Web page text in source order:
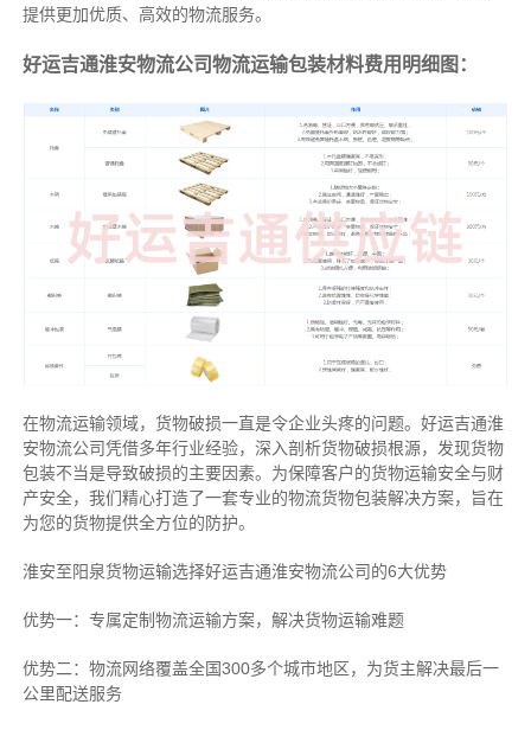
提供更加优质、高效的物流服务。
好运吉通淮安物流公司物流运输包装材料费用明细图：
在物流运输领域，货物破损一直是令企业头疼的问题。好运吉通淮
安物流公司凭借多年行业经验，深入剖析货物破损根源，发现货物
包装不当是导致破损的主要因素。为保障客户的货物运输安全与财
产安全，我们精心打造了一套专业的物流货物包装解决方案，旨在
为您的货物提供全方位的防护。
淮安至阳泉货物运输选择好运吉通淮安物流公司的6大优势
优势一：专属定制物流运输方案，解决货物运输难题
优势二：物流网络覆盖全国300多个城市地区，为货主解决最后一
公里配送服务